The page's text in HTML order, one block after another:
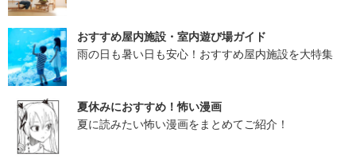
おすすめ屋内施設・室内遊び場ガイド
雨の日も暑い日も安心！おすすめ屋内施設を大特集
夏休みにおすすめ！怖い漫画
夏に読みたい怖い漫画をまとめてご紹介！